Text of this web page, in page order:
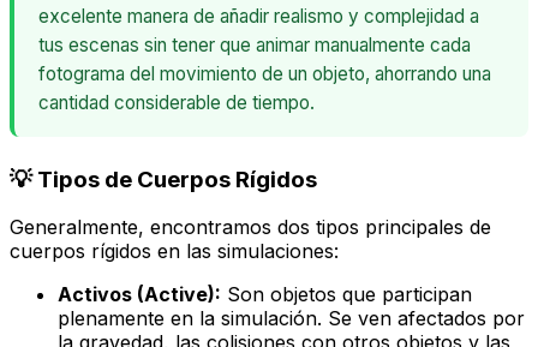
excelente manera de añadir realismo y complejidad a
tus escenas sin tener que animar manualmente cada
fotograma del movimiento de un objeto, ahorrando una
cantidad considerable de tiempo.
💡 Tipos de Cuerpos Rígidos
Generalmente, encontramos dos tipos principales de
cuerpos rígidos en las simulaciones:
Activos (Active): Son objetos que participan
plenamente en la simulación. Se ven afectados por